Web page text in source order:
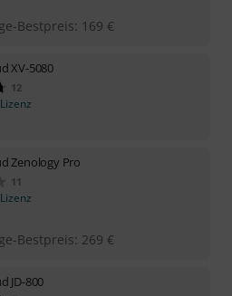
Bestpreis: 169 €
XV-5080
12
Zenology Pro
11
Bestpreis: 269 €
JD-800